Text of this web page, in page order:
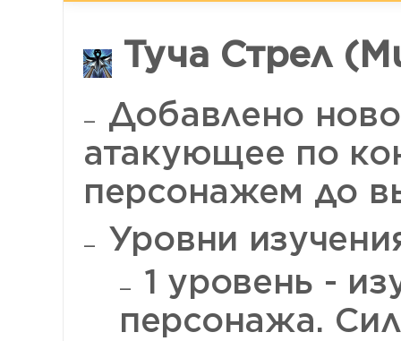
Туча Стрел
Добавлено
атакующее по
персонажем до
Уровни
1 уровень -
персонажа.